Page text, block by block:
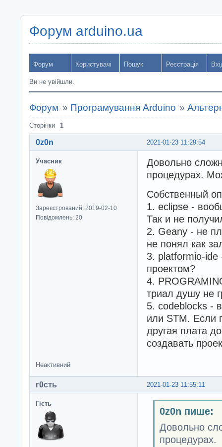
Форум arduino.ua
Форум Користувачі Пошук Реєстрація
Ви не увійшли.
Форум » Програмування Arduino »
Сторінки 1
2021-01-23 11:29:54
0z0n
Учасник
Зареєстрований: 2019-02-10
Повідомлень: 20
Довольно
процедурах.
Собственный
1. eclipse -
Так и не
2. Geany - не
не понял как
3. platformio-ide
проектом?
4.
триал душу не
5. codeblocks -
или STM. Если
другая плата
создавать
Неактивний
2021-01-23 11:55:11
г0сть
Гість
0z0n пише:
Довольно
процедурах.